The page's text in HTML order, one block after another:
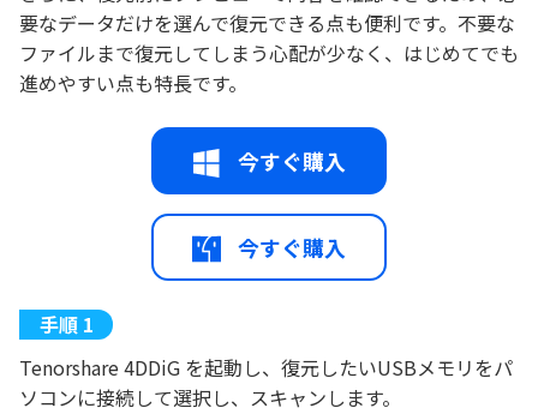
要なデータだけを選んで復元できる点も便利です。不要な
ファイルまで復元してしまう心配が少なく、はじめてでも
進めやすい点も特長です。
今すぐ購入
今すぐ購入
Tenorshare 4DDiG を起動し、復元したいUSBメモリをパ
ソコンに接続して選択し、スキャンします。